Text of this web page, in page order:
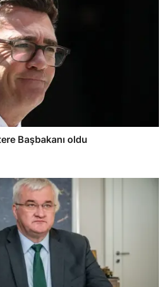
Başbakanı oldu